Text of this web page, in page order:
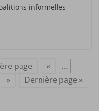
informelles
page «
…
» Dernière page »